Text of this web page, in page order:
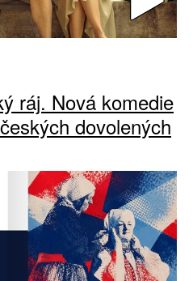
ráj. Nová komedie
dovolených